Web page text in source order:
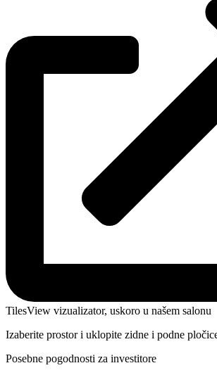
TilesView vizualizator, uskoro u našem salonu
Izaberite prostor i uklopite zidne i podne
Posebne pogodnosti za investitore